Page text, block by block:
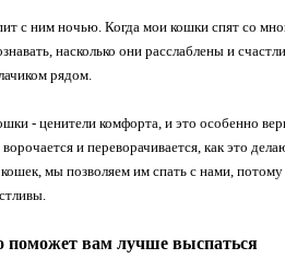
с ним ночью. Когда мои кошки спят со
насколько они расслаблены и
рядом.
- ценители комфорта, и это особенно
и переворачивается, как это
мы позволяем им спать с нами,
поможет вам лучше выспаться